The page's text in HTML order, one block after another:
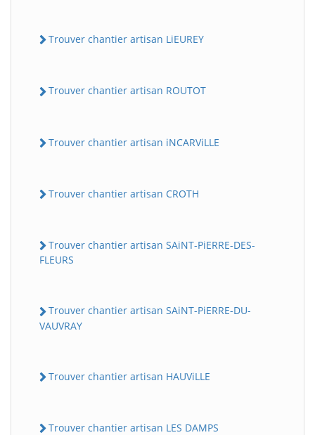
Trouver chantier artisan LiEUREY
Trouver chantier artisan ROUTOT
Trouver chantier artisan iNCARViLLE
Trouver chantier artisan CROTH
Trouver chantier artisan SAiNT-PiERRE-DES-
FLEURS
Trouver chantier artisan SAiNT-PiERRE-DU-
VAUVRAY
Trouver chantier artisan HAUViLLE
Trouver chantier artisan LES DAMPS